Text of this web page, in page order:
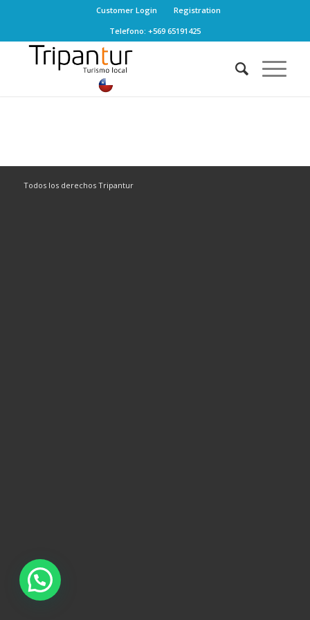
Customer Login
Registration
Telefono: +569 65191425
Todos los derechos Tripantur